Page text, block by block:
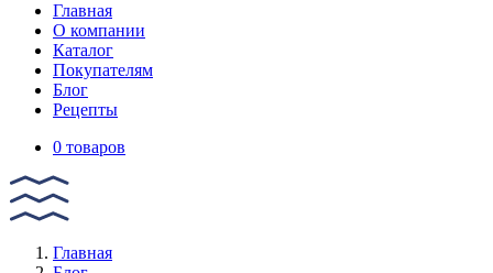
Главная
О компании
Каталог
Покупателям
Блог
Рецепты
0 товаров
Главная